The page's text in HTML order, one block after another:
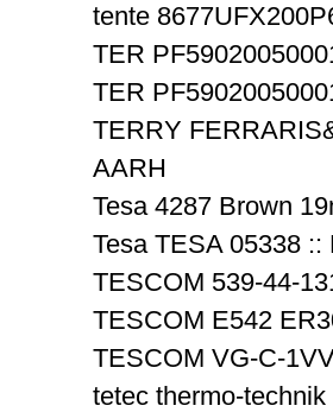
tente
TER
TER
TERRY
AARH
Tesa 4287 Brown
Tesa TESA 05338
TESCOM 539-44-
TESCOM E542
TESCOM VG-C-
tetec thermo-